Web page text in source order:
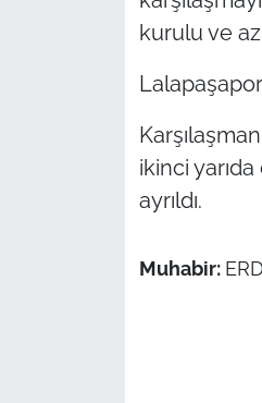
kurulu ve
Lalapaşapor
ikinci
ayrıldı.
Muhabir:
Bilim Teknoloji
English News
Canlı Maç